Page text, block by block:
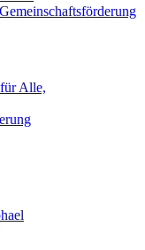
Alle,